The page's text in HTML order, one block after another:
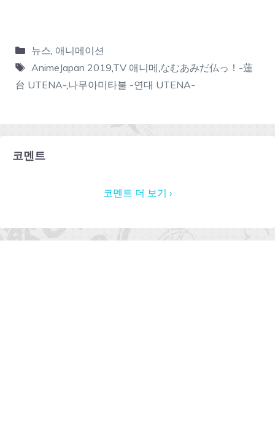
뉴스, 애니메이션
AnimeJapan 2019,TV 애니메,なむあみだ仏っ！-蓮
台 UTENA-,나무아미타불 -연대 UTENA-
코멘트
코멘트 더 보기 ›